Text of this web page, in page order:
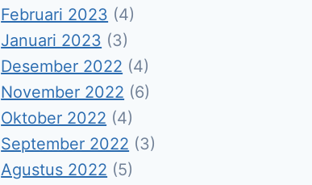
Februari 2023 (4)
Januari 2023 (3)
Desember 2022 (4)
November 2022 (6)
Oktober 2022 (4)
September 2022 (3)
Agustus 2022 (5)